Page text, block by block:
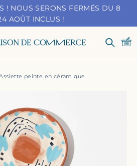
! NOUS SERONS FERMÉS DU 8
AOÛT INCLUS !
peinte en céramique